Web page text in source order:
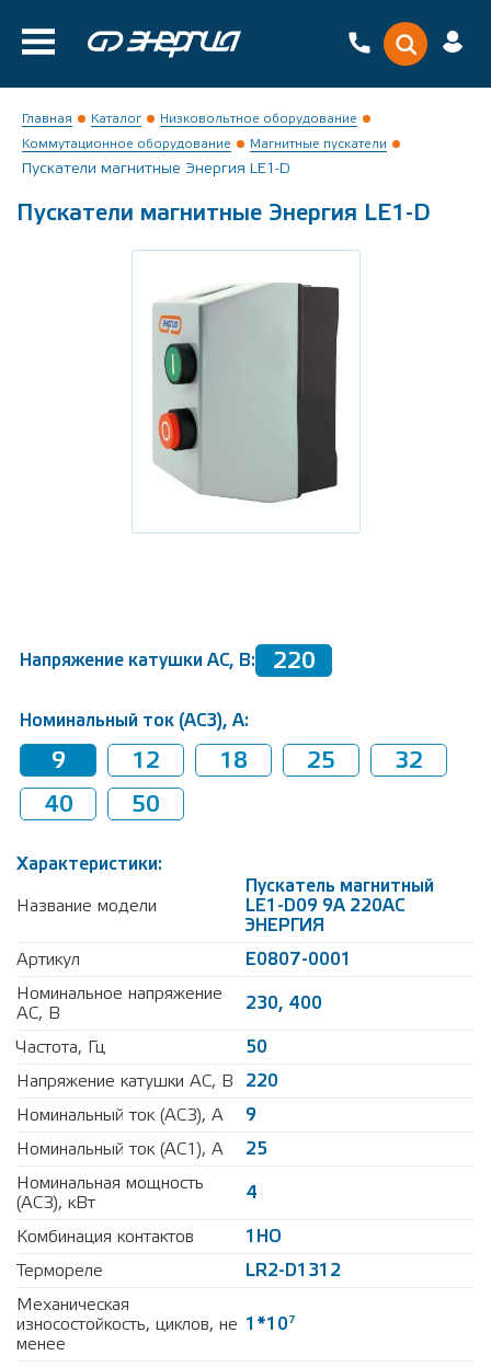
Главная Каталог
Низковольтное оборудование
Коммутационное оборудование
Магнитные пускатели
Пускатели магнитные Энергия LE1-D
Пускатели магнитные Энергия LE1-D
Напряжение катушки AC, В: 220
Номинальный ток (AC3), А:
9 12 18 25
32
40
50
Характеристики:
Название модели
Пускатель магнитный
LE1-D09 9А 220AC
ЭНЕРГИЯ
Артикул
Е0807-0001
Номинальное напряжение
АС, В
230, 400
Частота, Гц
50
Напряжение катушки AC, В
220
Номинальный ток (AC3), А
9
Номинальный ток (АС1), А
25
Номинальная мощность
(АС3), кВт
4
Комбинация контактов
1НО
Термореле
LR2-D1312
Механическая
износостойкость, циклов, не
менее
1*107